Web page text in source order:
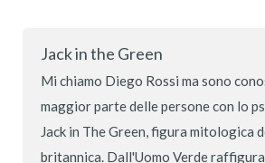
Jack in the Green
Mi chiamo Diego Rossi ma sono
maggior parte delle persone con lo
Jack in The Green, figura mitologica
britannica. Dall'Uomo Verde